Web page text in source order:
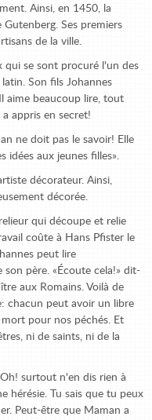
Ainsi, en 1450, la
Ses premiers
de la ville.
qui se sont procuré l'un des
Son fils Johannes
aime beaucoup lire, tout
appris en secret!
ne doit pas le savoir! Elle
idées aux jeunes filles».
décorateur. Ainsi,
décorée.
qui découpe et relie
coûte à Hans Pfister le
peut lire
père. «Écoute cela!» dit-
aux Romains. Voilà de
chacun peut avoir un libre
pour nos péchés. Et
ni de saints, ni de la
surtout n'en dis rien à
hérésie. Tu sais que tu peux
Peut-être que Maman a